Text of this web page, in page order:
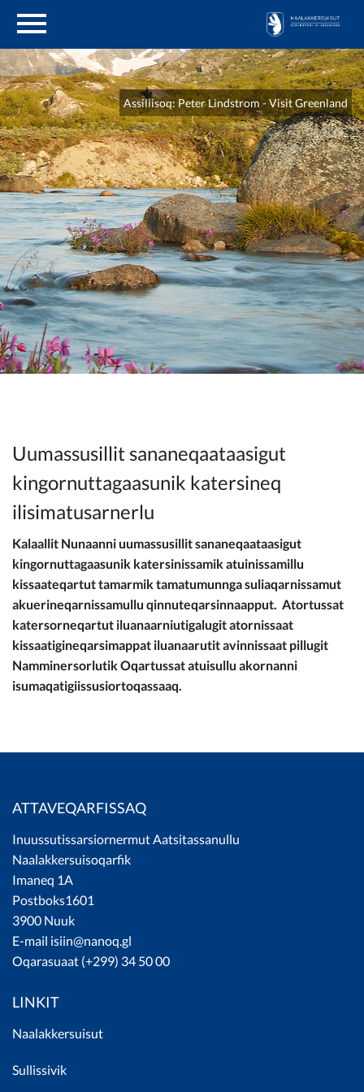
en
Paasissutissat
Inatsisit
Qinnuteqarneq
Nalunaartarneq
Siusinnerusukkut
misissuisimanerit
Suliarinnittussarsiornissamut
Assiliisoq: Peter Lindstrom - Visit Greenland
Uumassusillit sananeqaataasigut
kingornuttagaasunik katersineq
ilisimatusarnerlu
Kalaallit Nunaanni uumassusillit sananeqaataasigut
kingornuttagaasunik katersinissamik atuinissamillu
kissaateqartut tamarmik tamatumunnga suliaqarnissamut
akuerineqarnissamullu qinnuteqarsinnaapput. Atortussat
katersorneqartut iluanaarniutigalugit atornissaat
kissaatigineqarsimappat iluanaarutit avinnissaat pillugit
Namminersorlutik Oqartussat atuisullu akornanni
isumaqatigiissusiortoqassaaq.
ATTAVEQARFISSAQ
Inuussutissarsiornermut Aatsitassanullu
Naalakkersuisoqarfik
Imaneq 1A
Postboks1601
3900 Nuuk
E-mail isiin@nanoq.gl
Oqarasuaat (+299) 34 50 00
LINKIT
Naalakkersuisut
Sullissivik